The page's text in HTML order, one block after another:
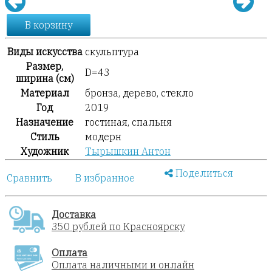
В корзину
Виды искусства скульптура
Размер,
ширина (см)
D=43
Материал
бронза, дерево, стекло
Год
2019
Назначение
гостиная, спальня
Стиль
модерн
Художник
Тырышкин Антон
Сравнить В избранное Поделиться
Доставка
350 рублей по Красноярску
Оплата
Оплата наличными и онлайн